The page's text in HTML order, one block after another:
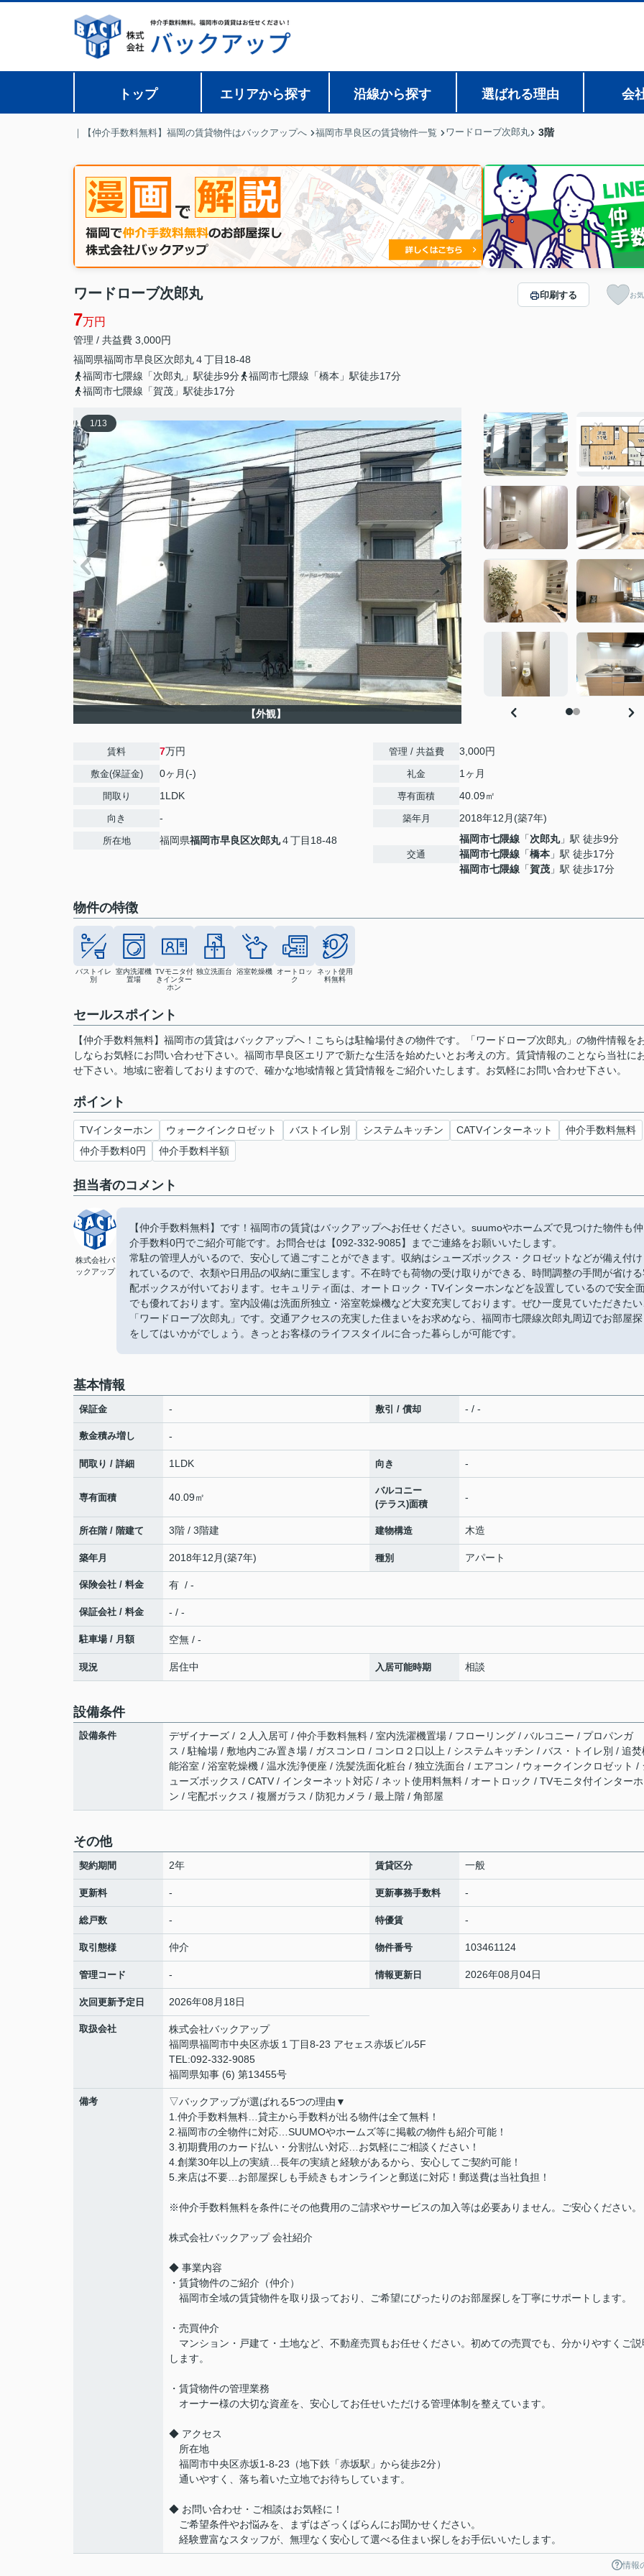
トップ エリアから探す 沿線から探す 選ばれる理由 会
｜【仲介手数料無料】福岡の賃貸物件はバックアップへ 福岡市早良区の賃貸物件一覧 ワードローブ次郎丸 3階
ワードローブ次郎丸
7万円
管理 / 共益費 3,000円
福岡県福岡市早良区次郎丸４丁目18-48
福岡市七隈線「次郎丸」駅徒歩9分
福岡市七隈線「橋本」駅徒歩17分
福岡市七隈線「賀茂」駅徒歩17分
印刷する お
1/13
【外観】
賃料 7万円
敷金(保証金) 0ヶ月(-)
間取り 1LDK
向き -
所在地 福岡県福岡市早良区次郎丸４丁目18-48
管理 / 共益費 3,000円
礼金 1ヶ月
専有面積 40.09㎡
築年月 2018年12月(築7年)
交通
福岡市七隈線 「次郎丸」駅 徒歩9分
福岡市七隈線 「橋本 」駅 徒歩17分
福岡市七隈線 「賀茂 」駅 徒歩17分
物件の特徴
バストイレ
別
室内洗濯機
置場
TVモニタ付
きインター
ホン
独立洗面台 浴室乾燥機
オートロッ
ク
ネット使用
料無料
セールスポイント
【仲介手数料無料】福岡市の賃貸はバックアップへ！こちらは駐輪場付きの物件です。「ワードローブ次郎丸」の物件情報を
しならお気軽にお問い合わせ下さい。福岡市早良区エリアで新たな生活を始めたいとお考えの方。賃貸情報のことなら当社に
せ下さい。地域に密着しておりますので、確かな地域情報と賃貸情報をご紹介いたします。お気軽にお問い合わせ下さい。
ポイント
TVインターホン ウォークインクロゼット バストイレ別 システムキッチン CATVインターネット
仲介手数料無料
仲介手数料0円
仲介手数料半額
担当者のコメント
株式会社バ
ックアップ
【仲介手数料無料】です！福岡市の賃貸はバックアップへお任せください。suumoやホームズで見つけた物件も仲
介手数料0円でご紹介可能です。お問合せは【092-332-9085】までご連絡をお願いいたします。
常駐の管理人がいるので、安心して過ごすことができます。収納はシューズボックス・クロゼットなどが備え付け
れているので、衣類や日用品の収納に重宝します。不在時でも荷物の受け取りができる、時間調整の手間が省け
配ボックスが付いております。セキュリティ面は、オートロック・TVインターホンなどを設置しているので安全
でも優れております。室内設備は洗面所独立・浴室乾燥機など大変充実しております。ぜひ一度見ていただきたい
「ワードローブ次郎丸」です。交通アクセスの充実した住まいをお求めなら、福岡市七隈線次郎丸周辺でお部屋探
をしてはいかがでしょう。きっとお客様のライフスタイルに合った暮らしが可能です。
基本情報
保証金 - 敷引 / 償却 - / -
敷金積み増し -
間取り / 詳細 1LDK 向き -
専有面積 40.09㎡
バルコニー
(テラス)面積
-
所在階 / 階建て 3階 / 3階建 建物構造 木造
築年月 2018年12月(築7年) 種別 アパート
保険会社 / 料金 有 / -
保証会社 / 料金 - / -
駐車場 / 月額 空無 / -
現況 居住中 入居可能時期 相談
設備条件
設備条件
デザイナーズ / ２人入居可 / 仲介手数料無料 / 室内洗濯機置場 / フローリング / バルコニー / プロパンガ
ス / 駐輪場 / 敷地内ごみ置き場 / ガスコンロ / コンロ２口以上 / システムキッチン / バス・トイレ別 / 追焚
能浴室 / 浴室乾燥機 / 温水洗浄便座 / 洗髪洗面化粧台 / 独立洗面台 / エアコン / ウォークインクロゼット /
ューズボックス / CATV / インターネット対応 / ネット使用料無料 / オートロック / TVモニタ付インターホ
ン / 宅配ボックス / 複層ガラス / 防犯カメラ / 最上階 / 角部屋
その他
契約期間 2年 賃貸区分 一般
更新料 - 更新事務手数料 -
総戸数 - 特優賃 -
取引態様 仲介 物件番号 103461124
管理コード - 情報更新日 2026年08月04日
次回更新予定日 2026年08月18日
取扱会社
株式会社バックアップ
福岡県福岡市中央区赤坂１丁目8-23 アセェス赤坂ビル5F
TEL:092-332-9085
福岡県知事 (6) 第13455号
備考
▽バックアップが選ばれる5つの理由▼
1.仲介手数料無料…貸主から手数料が出る物件は全て無料！
2.福岡市の全物件に対応…SUUMOやホームズ等に掲載の物件も紹介可能！
3.初期費用のカード払い・分割払い対応…お気軽にご相談ください！
4.創業30年以上の実績…長年の実績と経験があるから、安心してご契約可能！
5.来店は不要…お部屋探しも手続きもオンラインと郵送に対応！郵送費は当社負担！
※仲介手数料無料を条件にその他費用のご請求やサービスの加入等は必要ありません。ご安心ください。
株式会社バックアップ 会社紹介
◆ 事業内容
・賃貸物件のご紹介（仲介）
福岡市全域の賃貸物件を取り扱っており、ご希望にぴったりのお部屋探しを丁寧にサポートします。
・売買仲介
マンション・戸建て・土地など、不動産売買もお任せください。初めての売買でも、分かりやすくご説
します。
・賃貸物件の管理業務
オーナー様の大切な資産を、安心してお任せいただける管理体制を整えています。
◆ アクセス
所在地
福岡市中央区赤坂1-8-23（地下鉄「赤坂駅」から徒歩2分）
通いやすく、落ち着いた立地でお待ちしています。
◆ お問い合わせ・ご相談はお気軽に！
ご希望条件やお悩みを、まずはざっくばらんにお聞かせください。
経験豊富なスタッフが、無理なく安心して選べる住まい探しをお手伝いいたします。
情報